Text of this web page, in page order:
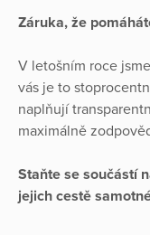
Záruka, že
V letošním roce
vás je to
naplňují
maximálně
Staňte se součástí
jejich cestě